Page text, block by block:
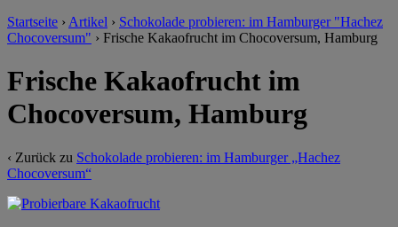
Startseite › Artikel › Schokolade probieren: im Hamburger "Hachez
Chocoversum" › Frische Kakaofrucht im Chocoversum, Hamburg
Frische Kakaofrucht im
Chocoversum, Hamburg
‹ Zurück zu Schokolade probieren: im Hamburger „Hachez
Chocoversum“